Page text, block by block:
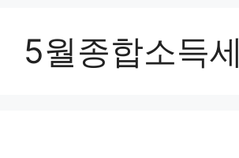
5월종합소득세